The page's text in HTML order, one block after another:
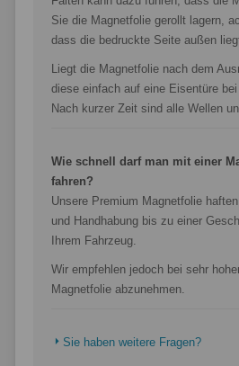
Sie die Magnetfolie gerollt lagern,
dass die bedruckte Seite außen
Liegt die Magnetfolie nach dem
diese einfach auf eine Eisentüre
Nach kurzer Zeit sind alle Wellen
Wie schnell darf man mit einer
fahren?
Unsere Premium Magnetfolie
und Handhabung bis zu einer
Ihrem Fahrzeug.
Wir empfehlen jedoch bei sehr
Magnetfolie abzunehmen.
Sie haben weitere Fragen?